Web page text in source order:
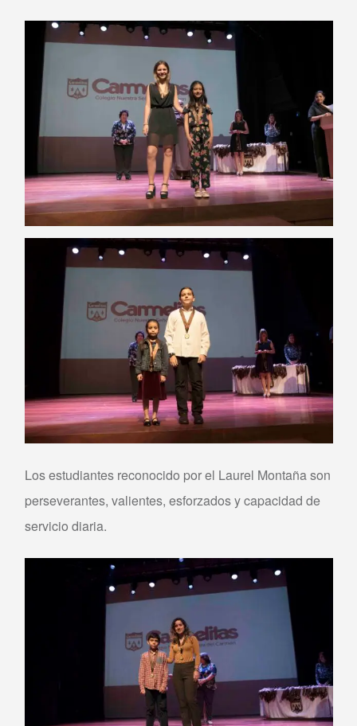
Los estudiantes reconocido por el Laurel Montaña son
perseverantes, valientes, esforzados y capacidad de
servicio diaria.